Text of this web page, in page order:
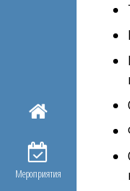
Мероприятия